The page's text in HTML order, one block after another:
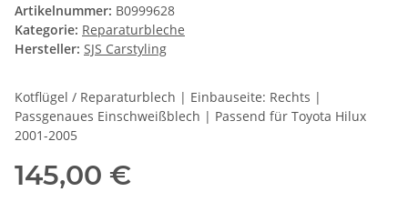
Artikelnummer: B0999628
Kategorie: Reparaturbleche
Hersteller: SJS Carstyling
Kotflügel / Reparaturblech | Einbauseite: Rechts |
Passgenaues Einschweißblech | Passend für Toyota Hilux
2001-2005
145,00 €